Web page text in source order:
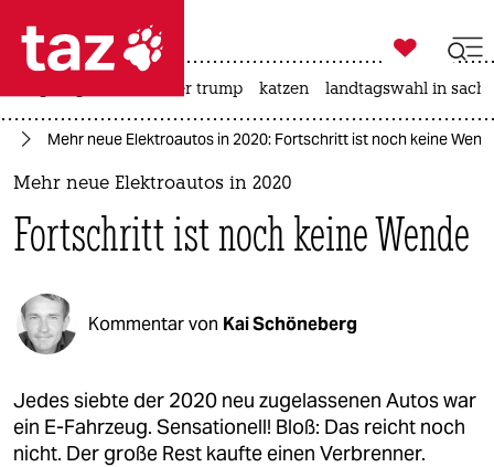
 taz zahl ich
taz zahl ich
politik
öko
gesellschaft
kultur
sport

taz zahl ich
usa unter trump katzen landtagswahl in
Mehr neue Elektroautos in 2020: Fortschritt ist noch keine
Mehr neue Elektroautos in 2020
Fortschritt ist noch keine Wende
Kommentar von Kai Schöneberg
Jedes siebte der 2020 neu zugelassenen Autos war
ein E-Fahrzeug. Sensationell! Bloß: Das reicht noch
nicht. Der große Rest kaufte einen Verbrenner.